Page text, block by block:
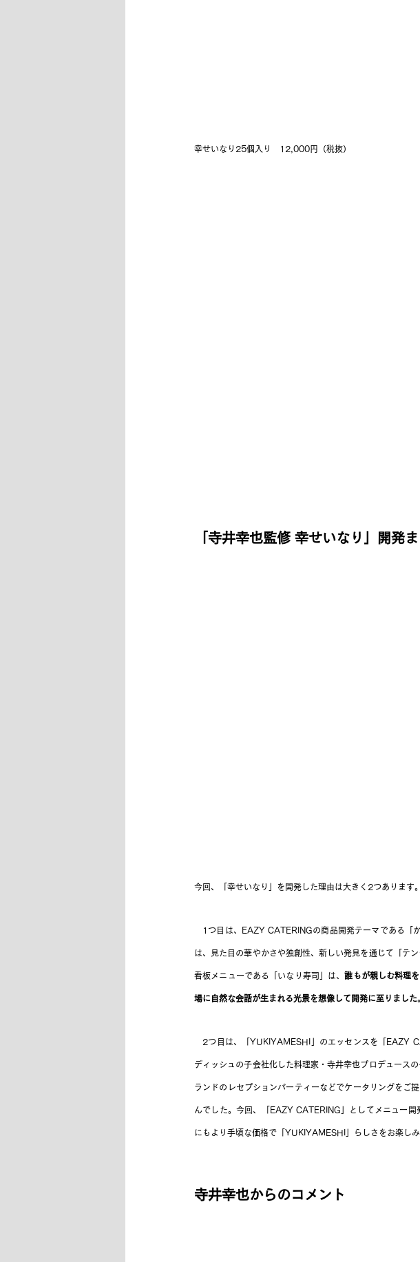
幸せいなり25個入り　12,000円（税抜）
「寺井幸也監修 幸せいなり」開発
今回、「幸せいなり」を開発した理由は大きく2つあります。
1つ目は、EAZY CATERINGの商品開発テーマである「
は、見た目の華やかさや独創性、新しい発見を通じて「テ
看板メニューである「いなり寿司」は、誰もが親しむ料理
場に自然な会話が生まれる光景を想像して開発に至りました
2つ目は、「YUKIYAMESHI」のエッセンスを「EAZY
ディッシュの子会社化した料理家・寺井幸也プロデュース
ランドのレセプションパーティーなどでケータリングをご
んでした。今回、「EAZY CATERING」としてメニュー
にもより手頃な価格で「YUKIYAMESHI」らしさをお楽し
寺井幸也からのコメント